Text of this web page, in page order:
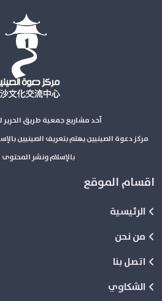
أحد مشاريع جمعية طريق الحرير
مركز دعوة الصينيين يهتم بتعريف الصينيين
بالإسلام ونشر
اقسام الموقع
الرئيسية
من نحن
اتصل بنا
الشكاوي